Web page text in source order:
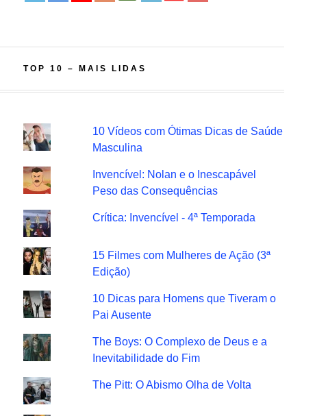
TOP 10 – MAIS LIDAS
10 Vídeos com Ótimas Dicas de Saúde
Masculina
Invencível: Nolan e o Inescapável
Peso das Consequências
Crítica: Invencível - 4ª Temporada
15 Filmes com Mulheres de Ação (3ª
Edição)
10 Dicas para Homens que Tiveram o
Pai Ausente
The Boys: O Complexo de Deus e a
Inevitabilidade do Fim
The Pitt: O Abismo Olha de Volta